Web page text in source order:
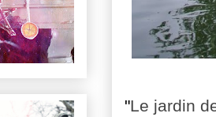
"Le jardin